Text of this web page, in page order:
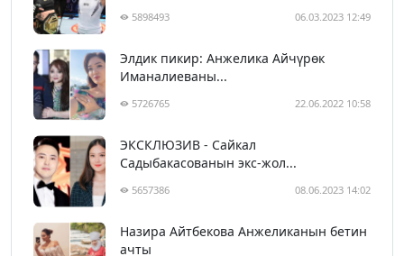
5898493 06.03.2023 12:49
Элдик пикир: Анжелика Айчүрөк
Иманалиеваны...
5726765 22.06.2022 10:58
ЭКСКЛЮЗИВ - Сайкал
Садыбакасованын экс-жол...
5657386 08.06.2023 14:02
Назира Айтбекова Анжеликанын бетин
ачты